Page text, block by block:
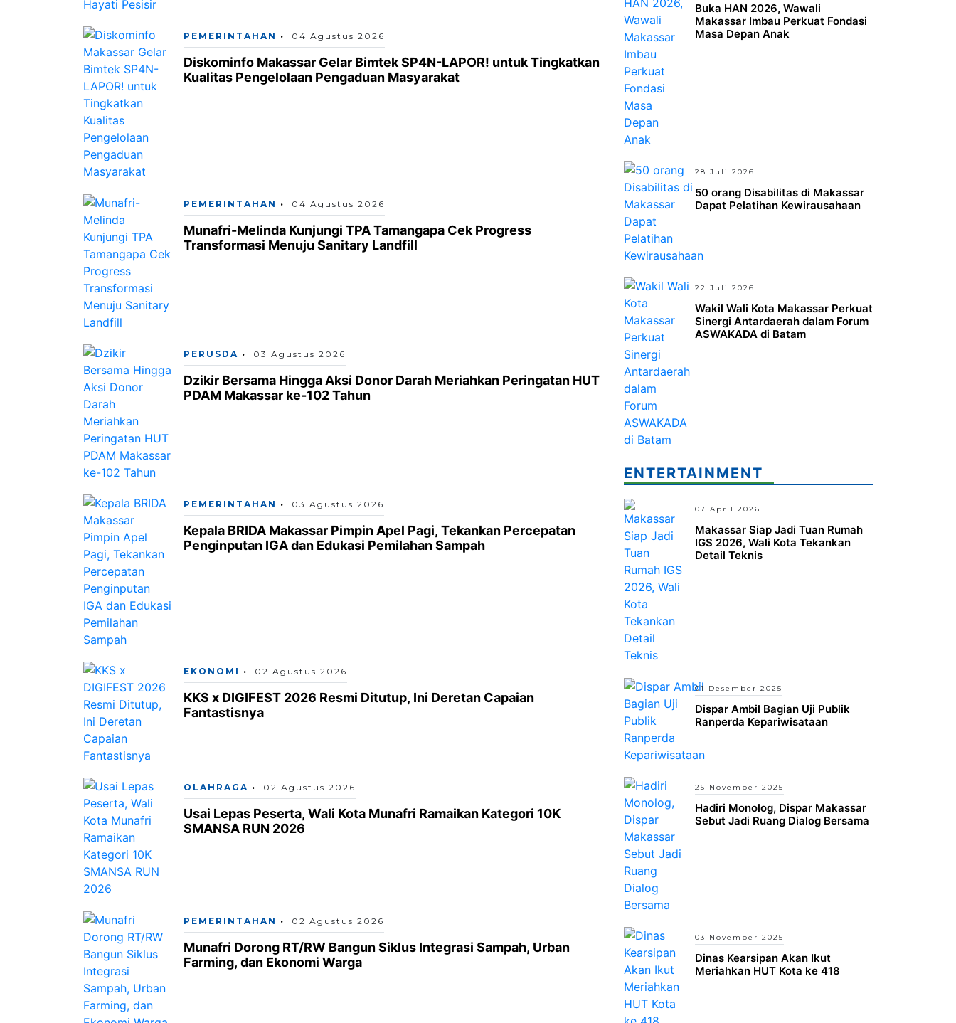
PEMERINTAHAN 04 Agustus 2026
Diskominfo Makassar Gelar Bimtek SP4N-LAPOR! untuk Tingkatkan
Kualitas Pengelolaan Pengaduan Masyarakat
PEMERINTAHAN 04 Agustus 2026
Munafri-Melinda Kunjungi TPA Tamangapa Cek Progress
Transformasi Menuju Sanitary Landfill
PERUSDA 03 Agustus 2026
Dzikir Bersama Hingga Aksi Donor Darah Meriahkan Peringatan HUT
PDAM Makassar ke-102 Tahun
PEMERINTAHAN 03 Agustus 2026
Kepala BRIDA Makassar Pimpin Apel Pagi, Tekankan Percepatan
Penginputan IGA dan Edukasi Pemilahan Sampah
EKONOMI 02 Agustus 2026
KKS x DIGIFEST 2026 Resmi Ditutup, Ini Deretan Capaian
Fantastisnya
OLAHRAGA 02 Agustus 2026
Usai Lepas Peserta, Wali Kota Munafri Ramaikan Kategori 10K
SMANSA RUN 2026
PEMERINTAHAN 02 Agustus 2026
Munafri Dorong RT/RW Bangun Siklus Integrasi Sampah, Urban
Farming, dan Ekonomi Warga
Buka HAN 2026, Wawali
Makassar Imbau Perkuat Fondasi
Masa Depan Anak
28 Juli 2026
50 orang Disabilitas di Makassar
Dapat Pelatihan Kewirausahaan
22 Juli 2026
Wakil Wali Kota Makassar Perkuat
Sinergi Antardaerah dalam Forum
ASWAKADA di Batam
ENTERTAINMENT
07 April 2026
Makassar Siap Jadi Tuan Rumah
IGS 2026, Wali Kota Tekankan
Detail Teknis
01 Desember 2025
Dispar Ambil Bagian Uji Publik
Ranperda Kepariwisataan
25 November 2025
Hadiri Monolog, Dispar Makassar
Sebut Jadi Ruang Dialog Bersama
03 November 2025
Dinas Kearsipan Akan Ikut
Meriahkan HUT Kota ke 418